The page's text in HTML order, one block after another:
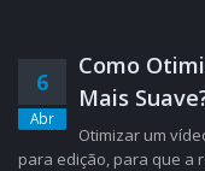
6
Abr
Como
Mais
Otimizar um
para edição, para que a